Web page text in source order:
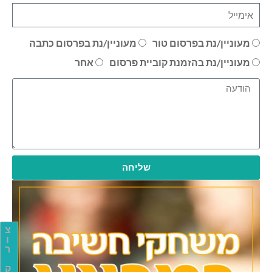
צ
ו
ר
ק
מעוניין/נת בפרסום טור
מעוניין/נת בפרסום כתבה
מעוניין/נת בהזמנת קוביית פרסום
אחר
שליחה